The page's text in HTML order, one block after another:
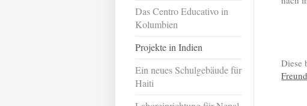
Das Centro Educativo in
Kolumbien
Projekte in Indien
Ein neues Schulgebäude für
Haiti
Diese